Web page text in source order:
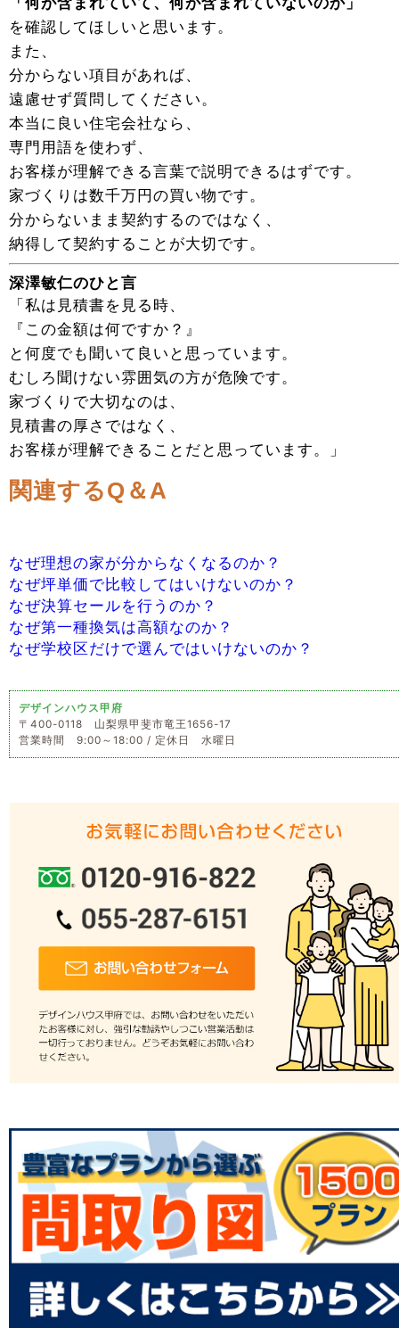
を確認してほしいと思います。
また、
分からない項目があれば、
遠慮せず質問してください。
本当に良い住宅会社なら、
専門用語を使わず、
お客様が理解できる言葉で説明できるはずです。
家づくりは数千万円の買い物です。
分からないまま契約するのではなく、
納得して契約することが大切です。
深澤敏仁のひと言
「私は見積書を見る時、
『この金額は何ですか？』
と何度でも聞いて良いと思っています。
むしろ聞けない雰囲気の方が危険です。
家づくりで大切なのは、
見積書の厚さではなく、
お客様が理解できることだと思っています。」
関連するQ＆A
なぜ理想の家が分からなくなるのか？
なぜ坪単価で比較してはいけないのか？
なぜ決算セールを行うのか？
なぜ第一種換気は高額なのか？
なぜ学校区だけで選んではいけないのか？
デザインハウス甲府
〒400-0118 山梨県甲斐市竜王1656-17
営業時間 9:00～18:00 / 定休日 水曜日